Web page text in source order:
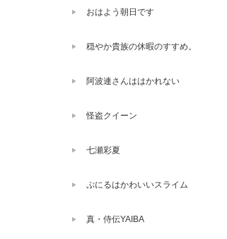
おはよう朝日です
穏やか貴族の休暇のすすめ。
阿波連さんははかれない
怪盗クイーン
七瀬彩夏
ぷにるはかわいいスライム
真・侍伝YAIBA